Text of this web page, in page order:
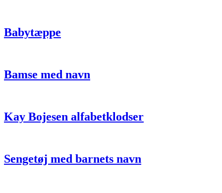
Babytæppe
Bamse med navn
Kay Bojesen alfabetklodser
Sengetøj med barnets navn